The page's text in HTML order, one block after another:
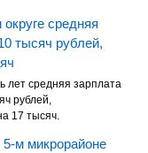
средняя
тысяч рублей,
лет средняя зарплата
рублей,
17 тысяч.
м микрорайоне